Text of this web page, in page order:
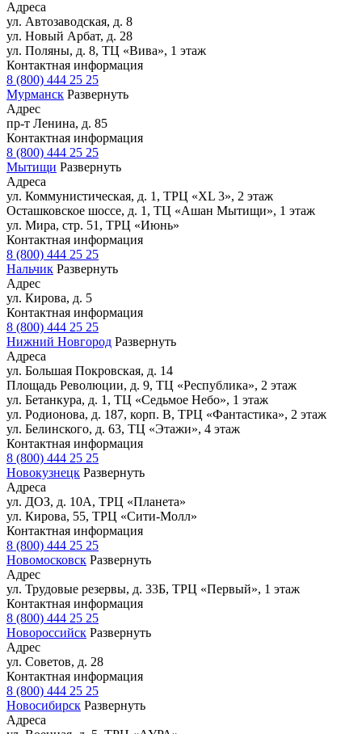
Адреса
ул. Автозаводская, д. 8
ул. Новый Арбат, д. 28
ул. Поляны, д. 8, ТЦ «Вива», 1 этаж
Контактная информация
8 (800) 444 25 25
Мурманск Развернуть
Адрес
пр-т Ленина, д. 85
Контактная информация
8 (800) 444 25 25
Мытищи Развернуть
Адреса
ул. Коммунистическая, д. 1, ТРЦ «XL 3», 2 этаж
Осташковское шоссе, д. 1, ТЦ «Ашан Мытищи», 1 этаж
ул. Мира, стр. 51, ТРЦ «Июнь»
Контактная информация
8 (800) 444 25 25
Нальчик Развернуть
Адрес
ул. Кирова, д. 5
Контактная информация
8 (800) 444 25 25
Нижний Новгород Развернуть
Адреса
ул. Большая Покровская, д. 14
Площадь Революции, д. 9, ТЦ «Республика», 2 этаж
ул. Бетанкура, д. 1, ТЦ «Седьмое Небо», 1 этаж
ул. Родионова, д. 187, корп. В, ТРЦ «Фантастика», 2 этаж
ул. Белинского, д. 63, ТЦ «Этажи», 4 этаж
Контактная информация
8 (800) 444 25 25
Новокузнецк Развернуть
Адреса
ул. ДОЗ, д. 10А, ТРЦ «Планета»
ул. Кирова, 55, ТРЦ «Сити-Молл»
Контактная информация
8 (800) 444 25 25
Новомосковск Развернуть
Адрес
ул. Трудовые резервы, д. 33Б, ТРЦ «Первый», 1 этаж
Контактная информация
8 (800) 444 25 25
Новороссийск Развернуть
Адрес
ул. Советов, д. 28
Контактная информация
8 (800) 444 25 25
Новосибирск Развернуть
Адреса